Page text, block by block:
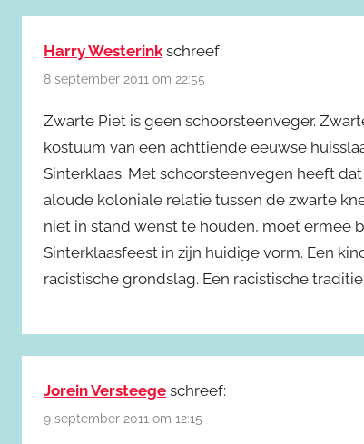
Harry Westerink schreef:
8 september 2011 om 22:55
Zwarte Piet is geen schoorsteenveger.
kostuum van een achttiende eeuwse
Sinterklaas. Met schoorsteenvegen heeft
aloude koloniale relatie tussen de zwarte
niet in stand wenst te houden, moet ermee
Sinterklaasfeest in zijn huidige vorm. Een
racistische grondslag. Een racistische
Jorein Versteege schreef:
9 september 2011 om 12:15